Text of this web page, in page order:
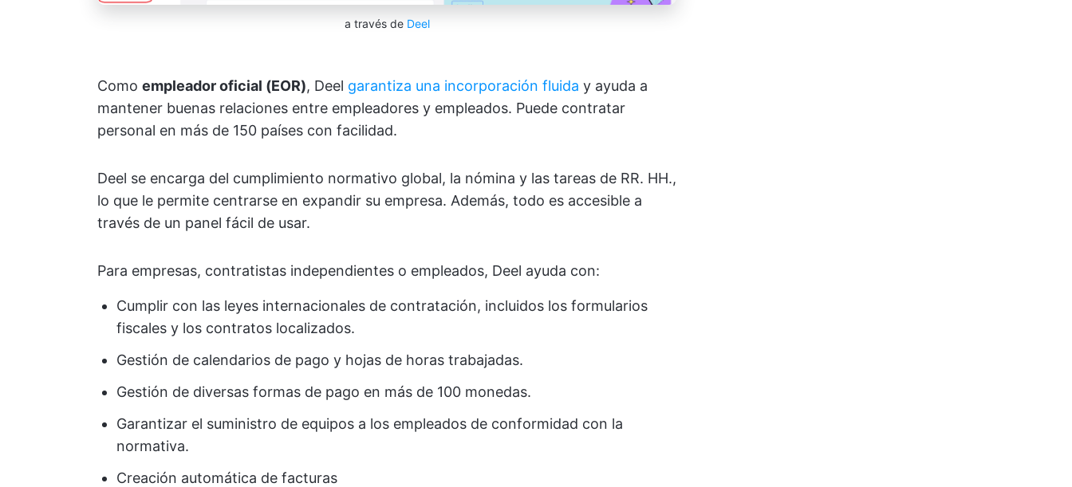
a través de Deel
Como empleador oficial (EOR), Deel garantiza una incorporación fluida y ayuda a
mantener buenas relaciones entre empleadores y empleados. Puede contratar
personal en más de 150 países con facilidad.
Deel se encarga del cumplimiento normativo global, la nómina y las tareas de RR. HH.,
lo que le permite centrarse en expandir su empresa. Además, todo es accesible a
través de un panel fácil de usar.
Para empresas, contratistas independientes o empleados, Deel ayuda con:
Cumplir con las leyes internacionales de contratación, incluidos los formularios
fiscales y los contratos localizados.
Gestión de calendarios de pago y hojas de horas trabajadas.
Gestión de diversas formas de pago en más de 100 monedas.
Garantizar el suministro de equipos a los empleados de conformidad con la
normativa.
Creación automática de facturas